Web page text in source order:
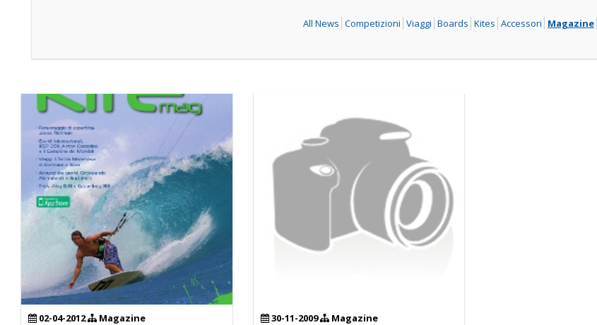
All News Competizioni Viaggi Boards Kites Accessori Magazine
02-04-2012 Magazine 30-11-2009 Magazine